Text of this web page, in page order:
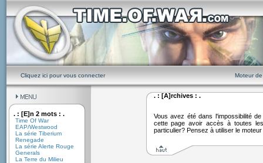
Cliquez ici pour vous connecter Moteur
. : [E]n 2 mots : .
Time Of War
EAP/Westwood
La série Tiberium
Renegade
La série Alerte Rouge
Generals
La Terre du Milieu
. : [A]rchives : .
Vous avez été dans l'impossibilité
cette page avoir accès à toutes
particulier? Pensez à utiliser le